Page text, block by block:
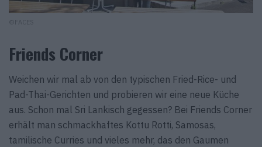
©FACES
Friends Corner
Weichen wir mal ab von den typischen Fried-Rice- und
Pad-Thai-Gerichten und probieren wir eine neue Küche
aus. Schon mal Sri Lankisch gegessen? Bei Friends Corner
erhält man schmackhaftes Kottu Rotti, Samosas,
tamilische Curries und vieles mehr, das den Gaumen